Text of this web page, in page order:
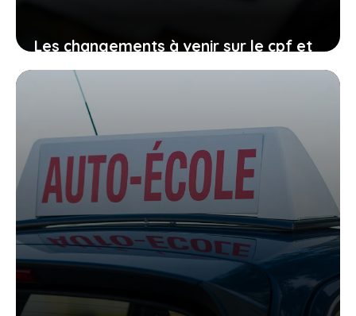
Les changements à venir sur le cpf et
le permis de conduire, comment vous
organiser avant qu’il ne soit trop tard
27 janvier 2026